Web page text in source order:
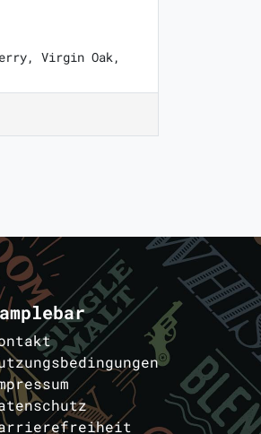
Virgin Oak,